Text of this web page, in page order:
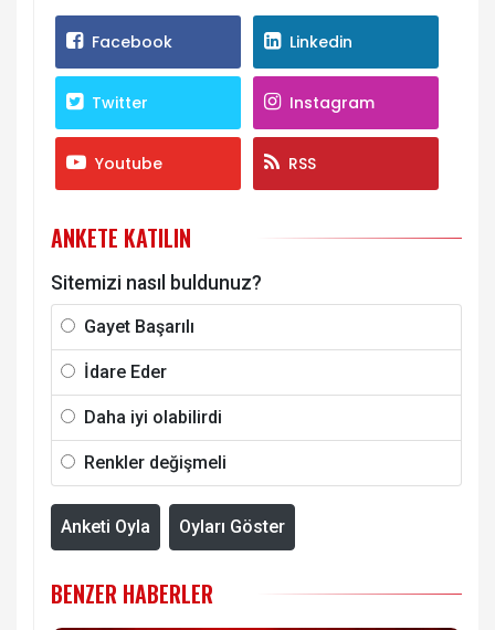
Facebook Linkedin
Twitter Instagram
Youtube RSS
ANKETE KATILIN
Sitemizi nasıl buldunuz?
Gayet Başarılı
İdare Eder
Daha iyi olabilirdi
Renkler değişmeli
Anketi Oyla Oyları Göster
BENZER HABERLER